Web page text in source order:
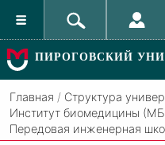
ПИРОГОВСКИЙ
Главная / Структура
Институт биомедицины
Передовая инженерная